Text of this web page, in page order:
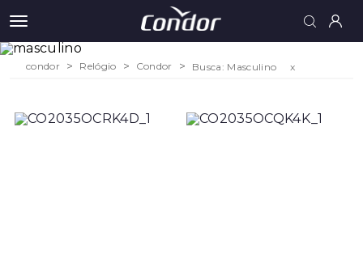
condor Relógio Condor Busca: Masculino x